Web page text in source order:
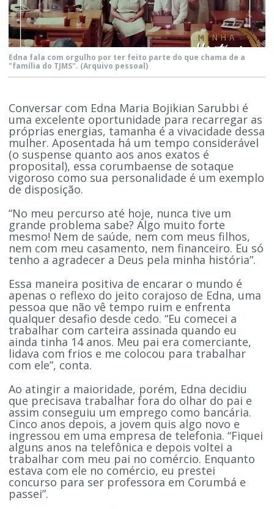
Edna fala com orgulho por ter feito parte do que chama de a
"família do TJMS". (Arquivo pessoal)
Conversar com Edna Maria Bojikian Sarubbi é
uma excelente oportunidade para recarregar as
próprias energias, tamanha é a vivacidade dessa
mulher. Aposentada há um tempo considerável
(o suspense quanto aos anos exatos é
proposital), essa corumbaense de sotaque
vigoroso como sua personalidade é um exemplo
de disposição.
“No meu percurso até hoje, nunca tive um
grande problema sabe? Algo muito forte
mesmo! Nem de saúde, nem com meus filhos,
nem com meu casamento, nem financeiro. Eu só
tenho a agradecer a Deus pela minha história”.
Essa maneira positiva de encarar o mundo é
apenas o reflexo do jeito corajoso de Edna, uma
pessoa que não vê tempo ruim e enfrenta
qualquer desafio desde cedo. “Eu comecei a
trabalhar com carteira assinada quando eu
ainda tinha 14 anos. Meu pai era comerciante,
lidava com frios e me colocou para trabalhar
com ele”, conta.
Ao atingir a maioridade, porém, Edna decidiu
que precisava trabalhar fora do olhar do pai e
assim conseguiu um emprego como bancária.
Cinco anos depois, a jovem quis algo novo e
ingressou em uma empresa de telefonia. “Fiquei
alguns anos na telefônica e depois voltei a
trabalhar com meu pai no comércio. Enquanto
estava com ele no comércio, eu prestei
concurso para ser professora em Corumbá e
passei”.